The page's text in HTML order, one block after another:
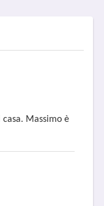
Massimo è